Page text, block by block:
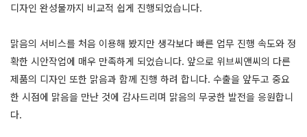
디자인 완성물까지 비교적 쉽게 진행되었습니다.
맑음의 서비스를 처음 이용해 봤지만 생각보다 빠른 업무 진행 속도와 정
확한 시안작업에 매우 만족하게 되었습니다. 앞으로 위브씨앤씨의 다른
제품의 디자인 또한 맑음과 함께 진행 하려 합니다. 수출을 앞두고 중요
한 시점에 맑음을 만난 것에 감사드리며 맑음의 무궁한 발전을 응원합니
다.